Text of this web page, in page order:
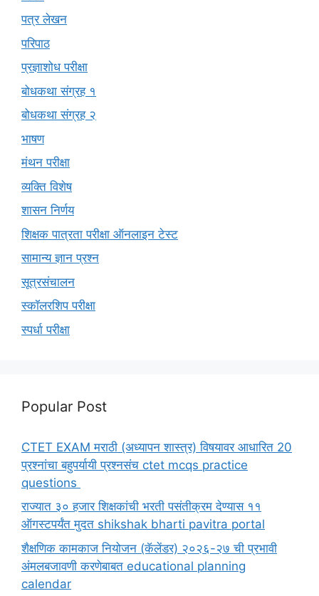
पत्र लेखन
परिपाठ
प्रज्ञाशोध परीक्षा
बोधकथा संग्रह १
बोधकथा संग्रह २
भाषण
मंथन परीक्षा
व्यक्ति विशेष
शासन निर्णय
शिक्षक पात्रता परीक्षा ऑनलाइन टेस्ट
सामान्य ज्ञान प्रश्न
सूत्रसंचालन
स्कॉलरशिप परीक्षा
स्पर्धा परीक्षा
Popular Post
CTET EXAM मराठी (अध्यापन शास्त्र) विषयावर आधारित 20
प्रश्नांचा बहुपर्यायी प्रश्नसंच ctet mcqs practice
questions
राज्यात ३० हजार शिक्षकांची भरती पसंतीक्रम देण्यास ११
ऑगस्टपर्यंत मुदत shikshak bharti pavitra portal
शैक्षणिक कामकाज नियोजन (कॅलेंडर) २०२६-२७ ची प्रभावी
अंमलबजावणी करणेबाबत educational planning
calendar